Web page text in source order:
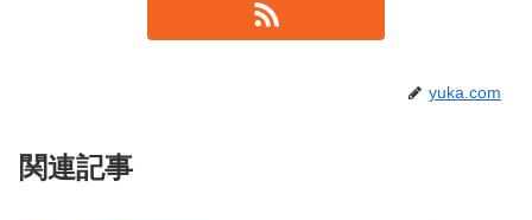
yuka.com
関連記事